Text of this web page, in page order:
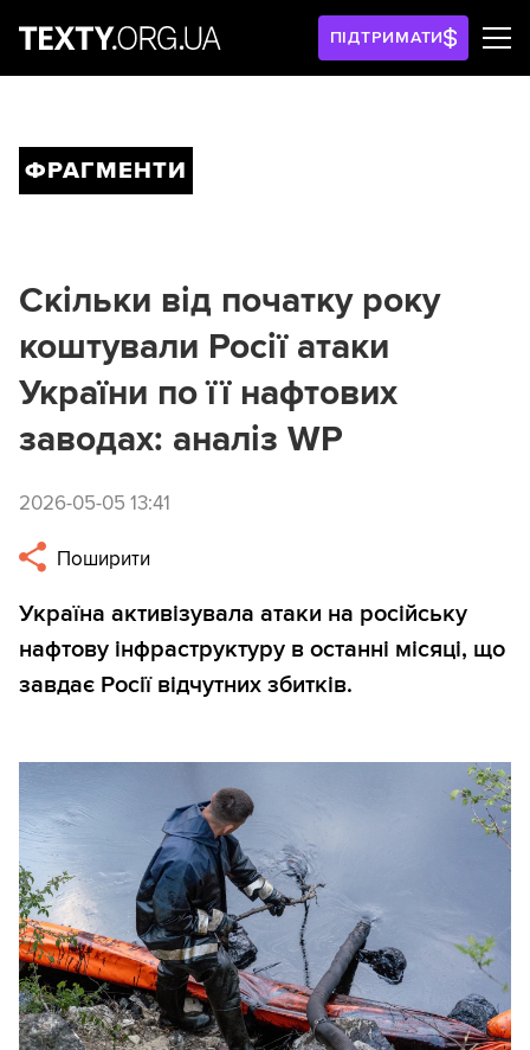
ПІДТРИМАТИ
ФРАГМЕНТИ
Cкільки від початку року
коштували Росії атаки
України по її нафтових
заводах: аналіз WP
2026-05-05 13:41
Поширити
Україна активізувала атаки на російську
нафтову інфраструктуру в останні місяці, що
завдає Росії відчутних збитків.